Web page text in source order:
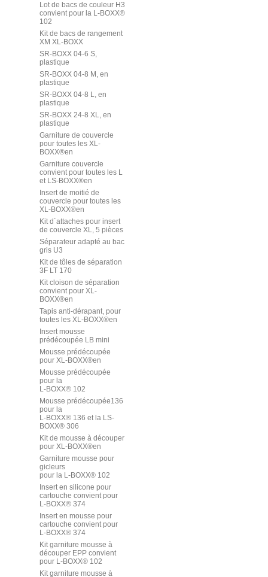
Lot de bacs de couleur H3
convient pour la L-BOXX®
102
Kit de bacs de rangement
XM XL-BOXX
SR-BOXX 04-6 S,
plastique
SR-BOXX 04-8 M, en
plastique
SR-BOXX 04-8 L, en
plastique
SR-BOXX 24-8 XL, en
plastique
Garniture de couvercle
pour toutes les XL-
BOXX®en
Garniture couvercle
convient pour toutes les L
et LS-BOXX®en
Insert de moitié de
couvercle pour toutes les
XL-BOXX®en
Kit d´attaches pour insert
de couvercle XL, 5 pièces
Séparateur adapté au bac
gris U3
Kit de tôles de séparation
3F LT 170
Kit cloison de séparation
convient pour XL-
BOXX®en
Tapis anti-dérapant, pour
toutes les XL-BOXX®en
Insert mousse
prédécoupée LB mini
Mousse prédécoupée
pour XL-BOXX®en
Mousse prédécoupée
pour la
L-BOXX® 102
Mousse prédécoupée136
pour la
L-BOXX® 136 et la LS-
BOXX® 306
Kit de mousse à découper
pour XL-BOXX®en
Garniture mousse pour
gicleurs
pour la L-BOXX® 102
Insert en silicone pour
cartouche convient pour
L-BOXX® 374
Insert en mousse pour
cartouche convient pour
L-BOXX® 374
Kit garniture mousse à
découper EPP convient
pour L-BOXX® 102
Kit garniture mousse à